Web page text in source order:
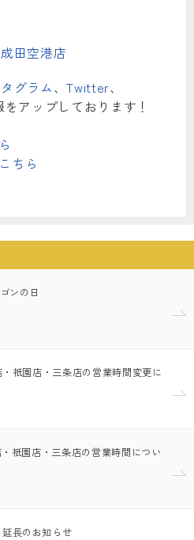
成田空港店
グラム、Twitter、
アップしております！
ちら
ンの日
祇園店・三条店の営業時間変更に
祇園店・三条店の営業時間につい
長のお知らせ